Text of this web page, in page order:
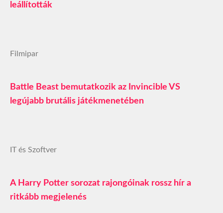
leállították
Filmipar
Battle Beast bemutatkozik az Invincible VS
legújabb brutális játékmenetében
IT és Szoftver
A Harry Potter sorozat rajongóinak rossz hír a
ritkább megjelenés